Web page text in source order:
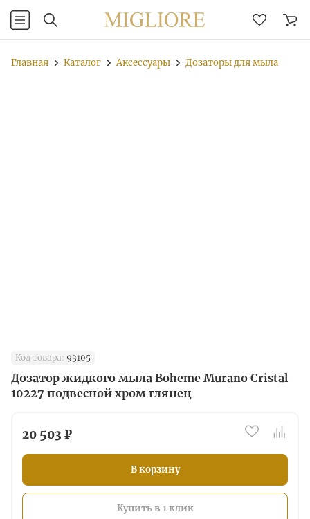
Главная Каталог Аксессуары Дозаторы для мыла
Код товара: 93105
Дозатор жидкого мыла Boheme Murano Cristal
10227 подвесной хром глянец
20 503 ₽
В корзину
Купить в 1 клик